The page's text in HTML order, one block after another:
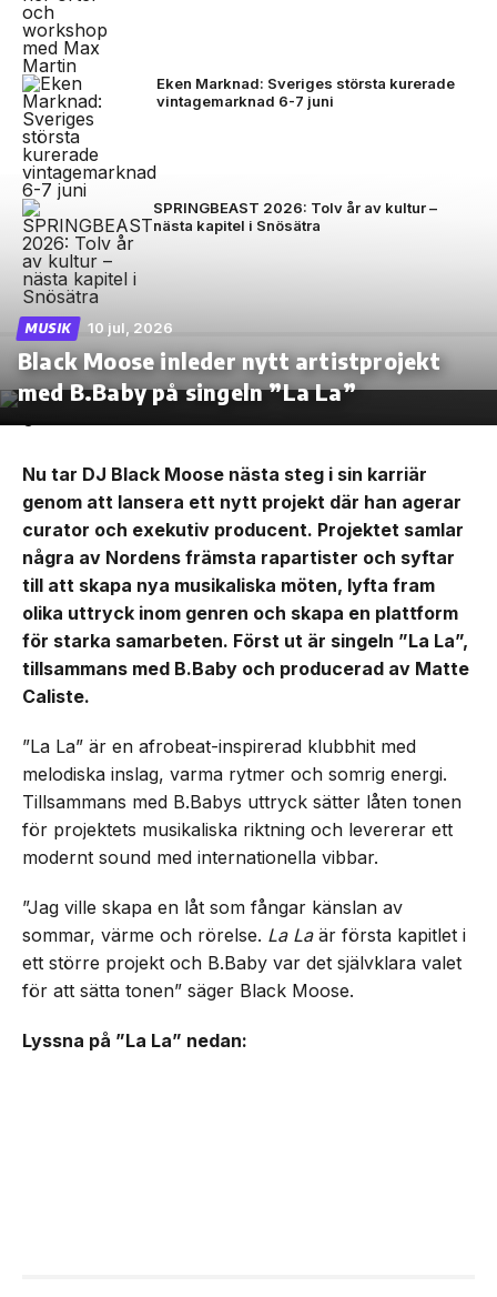
Eken Marknad: Sveriges största kurerade
vintagemarknad 6-7 juni
SPRINGBEAST 2026: Tolv år av kultur –
nästa kapitel i Snösätra
MUSIK 10 jul, 2026
Black Moose inleder nytt artistprojekt
med B.Baby på singeln ”La La”
Nu tar DJ Black Moose nästa steg i sin karriär
genom att lansera ett nytt projekt där han agerar
curator och exekutiv producent. Projektet samlar
några av Nordens främsta rapartister och syftar
till att skapa nya musikaliska möten, lyfta fram
olika uttryck inom genren och skapa en plattform
för starka samarbeten. Först ut är singeln ”La La”,
tillsammans med B.Baby och producerad av Matte
Caliste.
”La La” är en afrobeat-inspirerad klubbhit med
melodiska inslag, varma rytmer och somrig energi.
Tillsammans med B.Babys uttryck sätter låten tonen
för projektets musikaliska riktning och levererar ett
modernt sound med internationella vibbar.
”Jag ville skapa en låt som fångar känslan av
sommar, värme och rörelse. La Laär första kapitlet i
ett större projekt och B.Baby var det självklara valet
för att sätta tonen” säger Black Moose.
Lyssna på ”La La” nedan: